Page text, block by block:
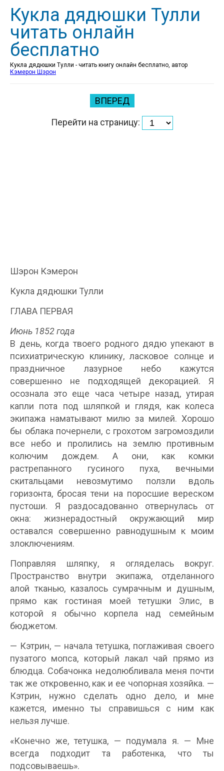
Кукла дядюшки Тулли
читать онлайн
бесплатно
Кукла дядюшки Тулли - читать книгу онлайн бесплатно, автор
Кэмерон Шэрон
ВПЕРЕД
Перейти на страницу:
Шэрон Кэмерон
Кукла дядюшки Тулли
ГЛАВА ПЕРВАЯ
Июнь 1852 года
В день, когда твоего родного дядю упекают в
психиатрическую клинику, ласковое солнце и
праздничное лазурное небо кажутся
совершенно не подходящей декорацией. Я
осознала это еще часа четыре назад, утирая
капли пота под шляпкой и глядя, как колеса
экипажа наматывают милю за милей. Хорошо
бы облака почернели, с грохотом загромоздили
все небо и пролились на землю противным
колючим дождем. А они, как комки
растрепанного гусиного пуха, вечными
скитальцами невозмутимо ползли вдоль
горизонта, бросая тени на поросшие вереском
пустоши. Я раздосадованно отвернулась от
окна: жизнерадостный окружающий мир
оставался совершенно равнодушным к моим
злоключениям.
Поправляя шляпку, я огляделась вокруг.
Пространство внутри экипажа, отделанного
алой тканью, казалось сумрачным и душным,
прямо как гостиная моей тетушки Элис, в
которой я обычно корпела над семейным
бюджетом.
— Кэтрин, — начала тетушка, поглаживая своего
пузатого мопса, который лакал чай прямо из
блюдца. Собачонка недолюбливала меня почти
так же откровенно, как и ее чопорная хозяйка. —
Кэтрин, нужно сделать одно дело, и мне
кажется, именно ты справишься с ним как
нельзя лучше.
«Конечно же, тетушка, — подумала я. — Мне
всегда подходит та работенка, что ты
подсовываешь».